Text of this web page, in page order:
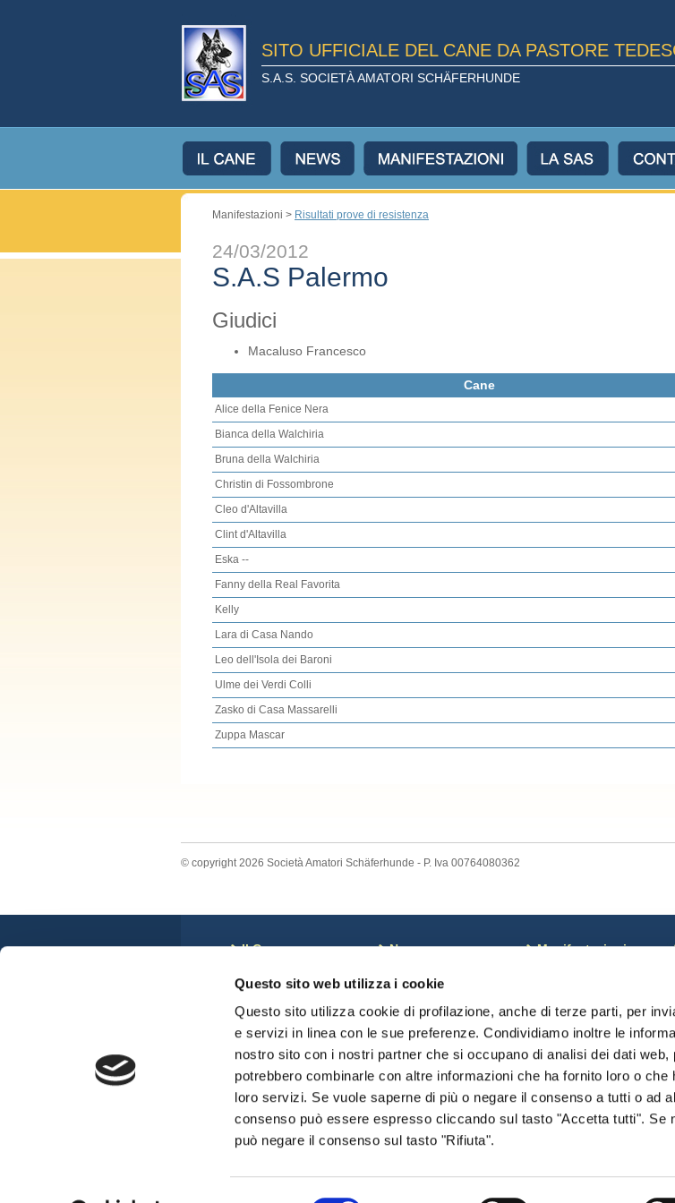
Questo sito web utilizza i cookie
Questo sito utilizza cookie di profilazione, anche di terze parti, per
e servizi in linea con le sue preferenze. Condividiamo inoltre le
nostro sito con i nostri partner che si occupano di analisi dei dati
potrebbero combinarle con altre informazioni che ha fornito loro o
loro servizi. Se vuole saperne di più o negare il consenso a tutti o ad
consenso può essere espresso cliccando sul tasto "Accetta tutti". Se
può negare il consenso sul tasto "Rifiuta".
SITO UFFICIALE DEL CANE DA PASTORE
S.A.S. SOCIETÀ AMATORI SCHÄFERHUNDE
Manifestazioni > Risultati prove di resistenza
24/03/2012
S.A.S Palermo
Giudici
Macaluso Francesco
Cane
Alice della Fenice Nera
Bianca della Walchiria
Bruna della Walchiria
Christin di Fossombrone
Cleo d'Altavilla
Clint d'Altavilla
Eska --
Fanny della Real Favorita
Kelly
Lara di Casa Nando
Leo dell'Isola dei Baroni
Ulme dei Verdi Colli
Zasko di Casa Massarelli
Zuppa Mascar
© copyright 2026 Società Amatori Schäferhunde - P. Iva 00764080362
Il Cane
Anatomia del Cane
Standard di Razza
Cuccioli Disponibili
News
Notizie dal Mondo
Soci sospesi
Comunicazioni monte
Manifestazioni
Risultati Campionati
Risultati Manifestazioni
Date importanti
Modulistica